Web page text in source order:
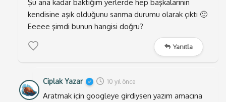
Ta ki birisi çıkıp neden ve nasıl diyene kadar.
Şu ana kadar baktığım yerlerde hep başkalarının
kendisine aşık olduğunu sanma durumu olarak çıktı 🙂
Eeeee şimdi bunun hangisi doğru?
Yanıtla
Ciplak Yazar 10 yıl önce
Aratmak için googleye girdiysen yazım amacına